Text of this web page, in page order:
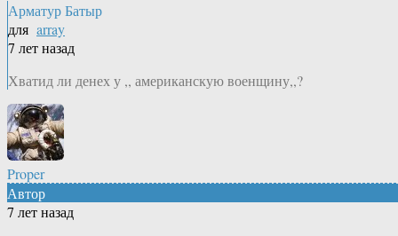
Арматур Батыр
для array
7 лет назад
Хватид ли денех у ,, американскую военщину,,?
Proper
Автор
7 лет назад